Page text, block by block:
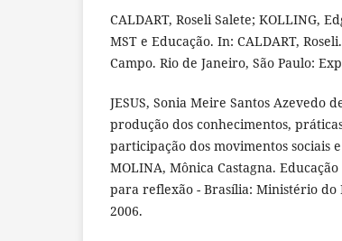
CALDART, Roseli Salete; KOLLING,
MST e Educação. In: CALDART,
Campo. Rio de Janeiro, São Paulo:
JESUS, Sonia Meire Santos Azevedo
produção dos conhecimentos,
participação dos movimentos sociais
MOLINA, Mônica Castagna.
para reflexão - Brasília: Ministério
2006.